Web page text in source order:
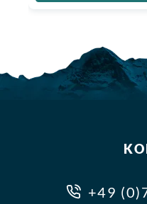
+49